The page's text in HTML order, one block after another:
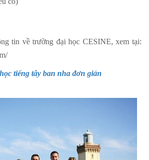
tin về trường đại học CESINE, xem tại:
tiếng tây ban nha đơn giản